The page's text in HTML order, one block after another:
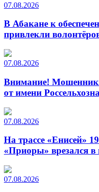
07.08.2026
В Абакане к
привлекли
07.08.2026
Внимание!
от имени
07.08.2026
На трассе «Енисей»
«Приоры» врезался в
07.08.2026